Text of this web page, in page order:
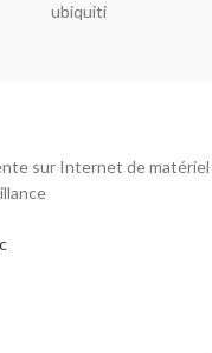
as a pair (one sender, one
1080p Resolution up to 100ft
CAT6 cable
CAT 6 cable.
ubiquiti
sur Internet de matériel